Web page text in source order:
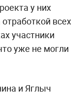
у них
всех
участники
уже не могли
и Яглыч